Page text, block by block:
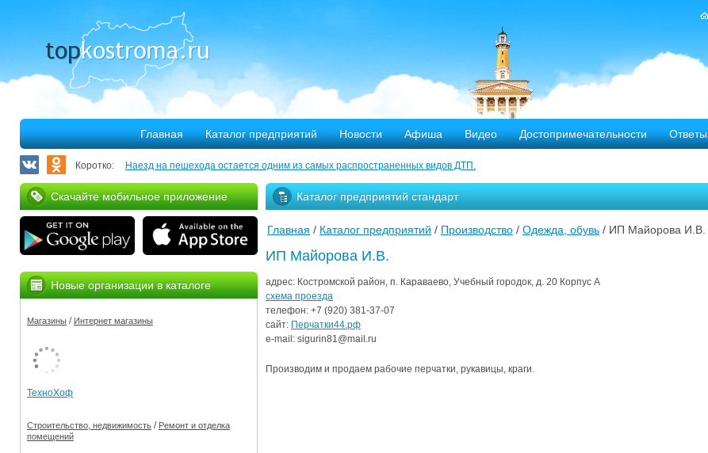
Главная Каталог предприятий Новости Афиша Видео Достопримечательности Ответы
Коротко: Наезд на пешехода остается одним из самых распространенных видов ДТП.
Запланирован ремонт более 40 километров областных дорог
В Костроме откроется выставка, посвященная 30-летию аварии на Чернобыльской АЭС
375 костромских семей улучшили свое благосостояние
Благотворительная программа «Мир без слез» приехала в Кострому.
Серьезное ДТП на Михалевском бульваре
За нарушение правил противопожарной безопасности оштрафовано 20 человек
Ограничения движения транспорта на майские праздники 2014
Каталог предприятий стандарт
Главная / Каталог предприятий / Производство / Одежда, обувь / ИП Майорова И.В.
ИП Майорова И.В.
адрес: Костромской район, п. Караваево, Учебный городок, д. 20 Корпус А
схема проезда
телефон: +7 (920) 381-37-07
сайт: Перчатки44.рф
e-mail: sigurin81@mail.ru
Производим и продаем рабочие перчатки, рукавицы, краги.
Скачайте мобильное приложение
Новые организации в каталоге
Магазины / Интернет магазины
ТехноХоф
Строительство, недвижимость / Ремонт и отделка
помещений